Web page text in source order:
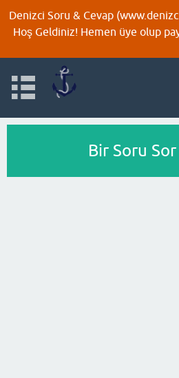
Denizci Soru & Cevap
Hoş Geldiniz! Hemen üye olup
Bir Soru Sor